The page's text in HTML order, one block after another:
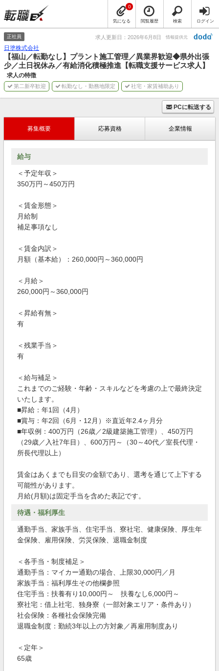
気になる
0
閲覧履歴 検索 ログイン
正社員 求人更新日：2026年6月8日 情報提供元
日塗株式会社
【福山／転勤なし】プラント施工管理／異業界歓迎◆県外出張
少／土日祝休み／有給消化積極推進【転職支援サービス求人】
求人の特徴
第二新卒歓迎 転勤なし・勤務地限定 社宅・家賃補助あり
PCに転送する
募集概要 応募資格 企業情報
給与
＜予定年収＞
350万円～450万円
＜賃金形態＞
月給制
補足事項なし
＜賃金内訳＞
月額（基本給）：260,000円～360,000円
＜月給＞
260,000円～360,000円
＜昇給有無＞
有
＜残業手当＞
有
＜給与補足＞
これまでのご経験・年齢・スキルなどを考慮の上で最終決定
いたします。
■昇給：年1回（4月）
■賞与：年2回（6月・12月）※直近年2.4ヶ月分
■年収例：400万円（26歳／2級建築施工管理）、450万円
（29歳／入社7年目）、600万円～（30～40代／室長代理・
所長代理以上）
賃金はあくまでも目安の金額であり、選考を通じて上下する
可能性があります。
月給(月額)は固定手当を含めた表記です。
待遇・福利厚生
通勤手当、家族手当、住宅手当、寮社宅、健康保険、厚生年
金保険、雇用保険、労災保険、退職金制度
＜各手当・制度補足＞
通勤手当：マイカー通勤の場合、上限30,000円／月
家族手当：福利厚生その他欄参照
住宅手当：扶養有り10,000円～ 扶養なし6,000円～
寮社宅：借上社宅、独身寮（一部対象エリア・条件あり）
社会保険：各種社会保険完備
退職金制度：勤続3年以上の方対象／再雇用制度あり
＜定年＞
65歳